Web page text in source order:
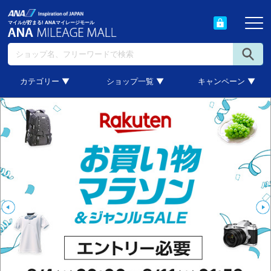
マイルが貯まる! ANAマイレージモール
カテゴリー ▼ ショップ一覧 ▼ キャンペーン ▼